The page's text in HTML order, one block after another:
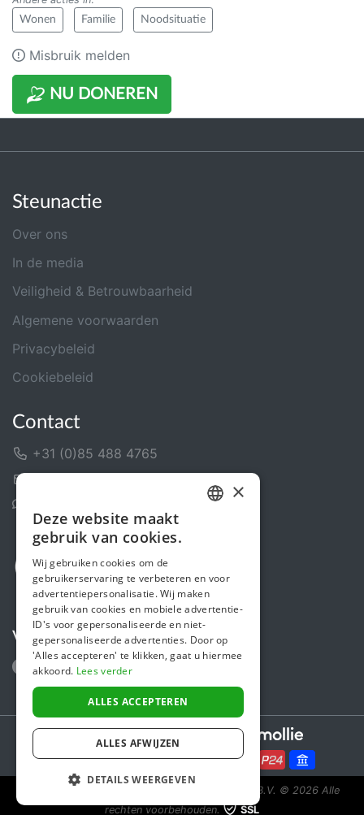
NU DONEREN
Wonen Familie Noodsituatie
Misbruik melden
Steunactie
Over ons
In de media
Veiligheid & Betrouwbaarheid
Algemene voorwaarden
Privacybeleid
Cookiebeleid
Contact
+31 (0)85 488 4765
Volg ons
Secure payments powered by
Steunactie is een initiatief van Sponsor Europe B.V. © 2026 Alle
rechten voorbehouden.
SSL
ENGLISH
×
Deze website maakt
gebruik van cookies.
Wij gebruiken cookies om de
gebruikerservaring te verbeteren en voor
advertentiepersonalisatie. Wij maken
gebruik van cookies en mobiele advertentie-
ID's voor gepersonaliseerde en niet-
gepersonaliseerde advertenties. Door op
'Alles accepteren' te klikken, gaat u hiermee
akkoord. Lees verder
ALLES ACCEPTEREN
ALLES AFWIJZEN
DETAILS WEERGEVEN